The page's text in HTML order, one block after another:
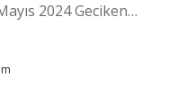
2024 Geciken…